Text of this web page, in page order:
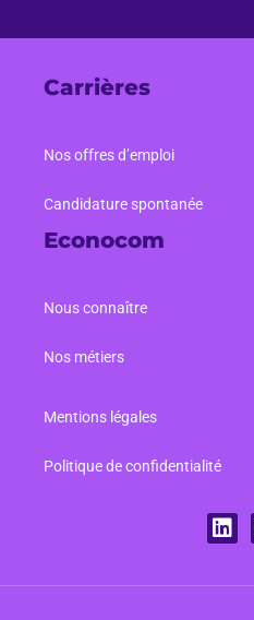
Carrières
Nos offres d’emploi
Candidature spontanée
Econocom
Nous connaître
Nos métiers
Mentions légales
Politique de confidentialité